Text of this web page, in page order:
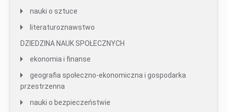
nauki o sztuce
literaturoznawstwo
DZIEDZINA NAUK SPOŁECZNYCH
ekonomia i finanse
geografia społeczno-ekonomiczna i gospodarka
przestrzenna
nauki o bezpieczeństwie